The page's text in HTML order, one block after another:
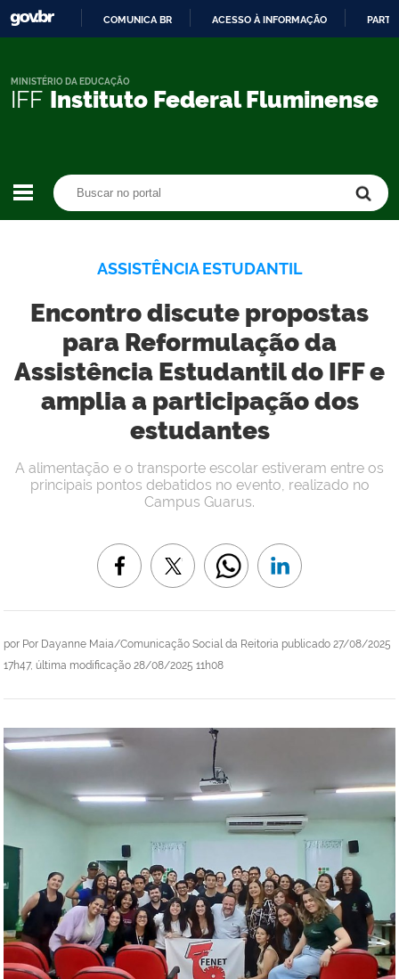
CONTEÚDO
COMUNICA BR ACESSO À INFORMAÇÃO
IFF Instituto Federal Fluminense
MINISTÉRIO DA EDUCAÇÃO
ASSISTÊNCIA ESTUDANTIL
Encontro discute propostas
para Reformulação da
Assistência Estudantil do IFF e
amplia a participação dos
estudantes
por Por Dayanne Maia/Comunicação Social da Reitoria publicado 27/08/2025
17h47, última modificação 28/08/2025 11h08
A alimentação e o transporte escolar estiveram entre os
principais pontos debatidos no evento, realizado no
Campus Guarus.